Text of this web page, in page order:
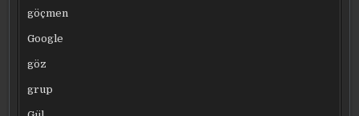
göçmen
Google
göz
grup